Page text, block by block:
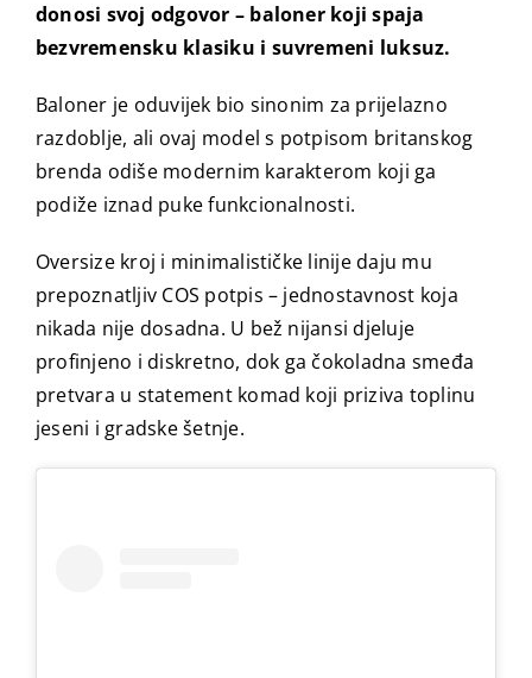
donosi svoj odgovor – baloner koji spaja
bezvremensku klasiku i suvremeni luksuz.
Baloner je oduvijek bio sinonim za prijelazno
razdoblje, ali ovaj model s potpisom britanskog
brenda odiše modernim karakterom koji ga
podiže iznad puke funkcionalnosti.
Oversize kroj i minimalističke linije daju mu
prepoznatljiv COS potpis – jednostavnost koja
nikada nije dosadna. U bež nijansi djeluje
profinjeno i diskretno, dok ga čokoladna smeđa
pretvara u statement komad koji priziva toplinu
jeseni i gradske šetnje.